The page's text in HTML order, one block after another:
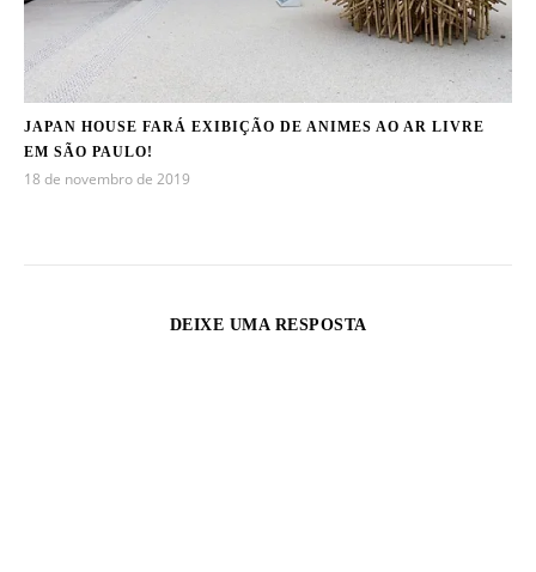
JAPAN HOUSE FARÁ EXIBIÇÃO DE ANIMES AO AR LIVRE
EM SÃO PAULO!
18 de novembro de 2019
DEIXE UMA RESPOSTA